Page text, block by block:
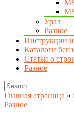
Урал
Разное
Инструкции
Каталоги
Статьи о
Разное
Главная страница »
Разное